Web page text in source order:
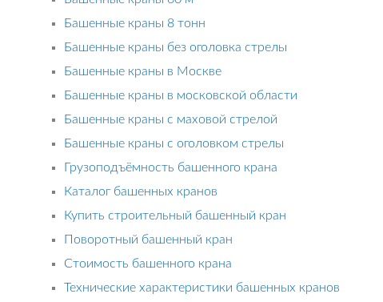
Башенные краны 8 тонн
Башенные краны без оголовка стрелы
Башенные краны в Москве
Башенные краны в московской области
Башенные краны с маховой стрелой
Башенные краны с оголовком стрелы
Грузоподъёмность башенного крана
Каталог башенных кранов
Купить строительный башенный кран
Поворотный башенный кран
Стоимость башенного крана
Технические характеристики башенных кранов